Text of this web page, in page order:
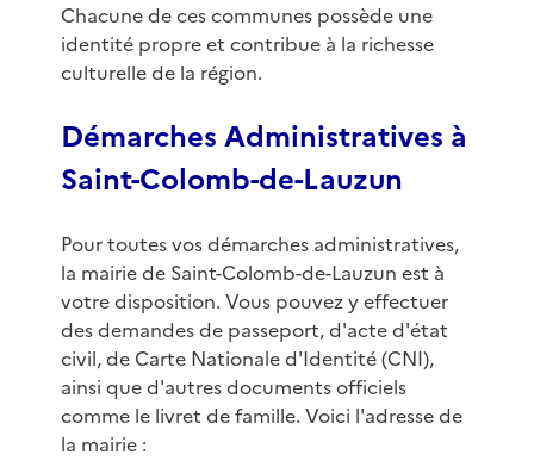
Chacune de ces communes possède une
identité propre et contribue à la richesse
culturelle de la région.
Démarches Administratives à
Saint-Colomb-de-Lauzun
Pour toutes vos démarches administratives,
la mairie de Saint-Colomb-de-Lauzun est à
votre disposition. Vous pouvez y effectuer
des demandes de passeport, d'acte d'état
civil, de Carte Nationale d'Identité (CNI),
ainsi que d'autres documents officiels
comme le livret de famille. Voici l'adresse de
la mairie :